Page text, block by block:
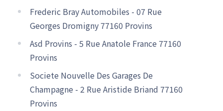
Frederic Bray Automobiles - 07 Rue
Georges Dromigny 77160 Provins
Asd Provins - 5 Rue Anatole France 77160
Provins
Societe Nouvelle Des Garages De
Champagne - 2 Rue Aristide Briand 77160
Provins